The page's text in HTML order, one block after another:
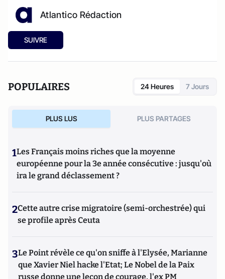
Atlantico Rédaction
SUIVRE
POPULAIRES 24 Heures 7 Jours
PLUS LUS PLUS PARTAGES
1Les Français moins riches que la moyenne
européenne pour la 3e année consécutive : jusqu'où
ira le grand déclassement ?
2Cette autre crise migratoire (semi-orchestrée) qui
se profile après Ceuta
3Le Point révèle ce qu'on sniffe à l'Elysée, Marianne
que Xavier Niel hacke l'Etat; Le Nobel de la Paix
russe donne une leçon de courage, l'ex PM